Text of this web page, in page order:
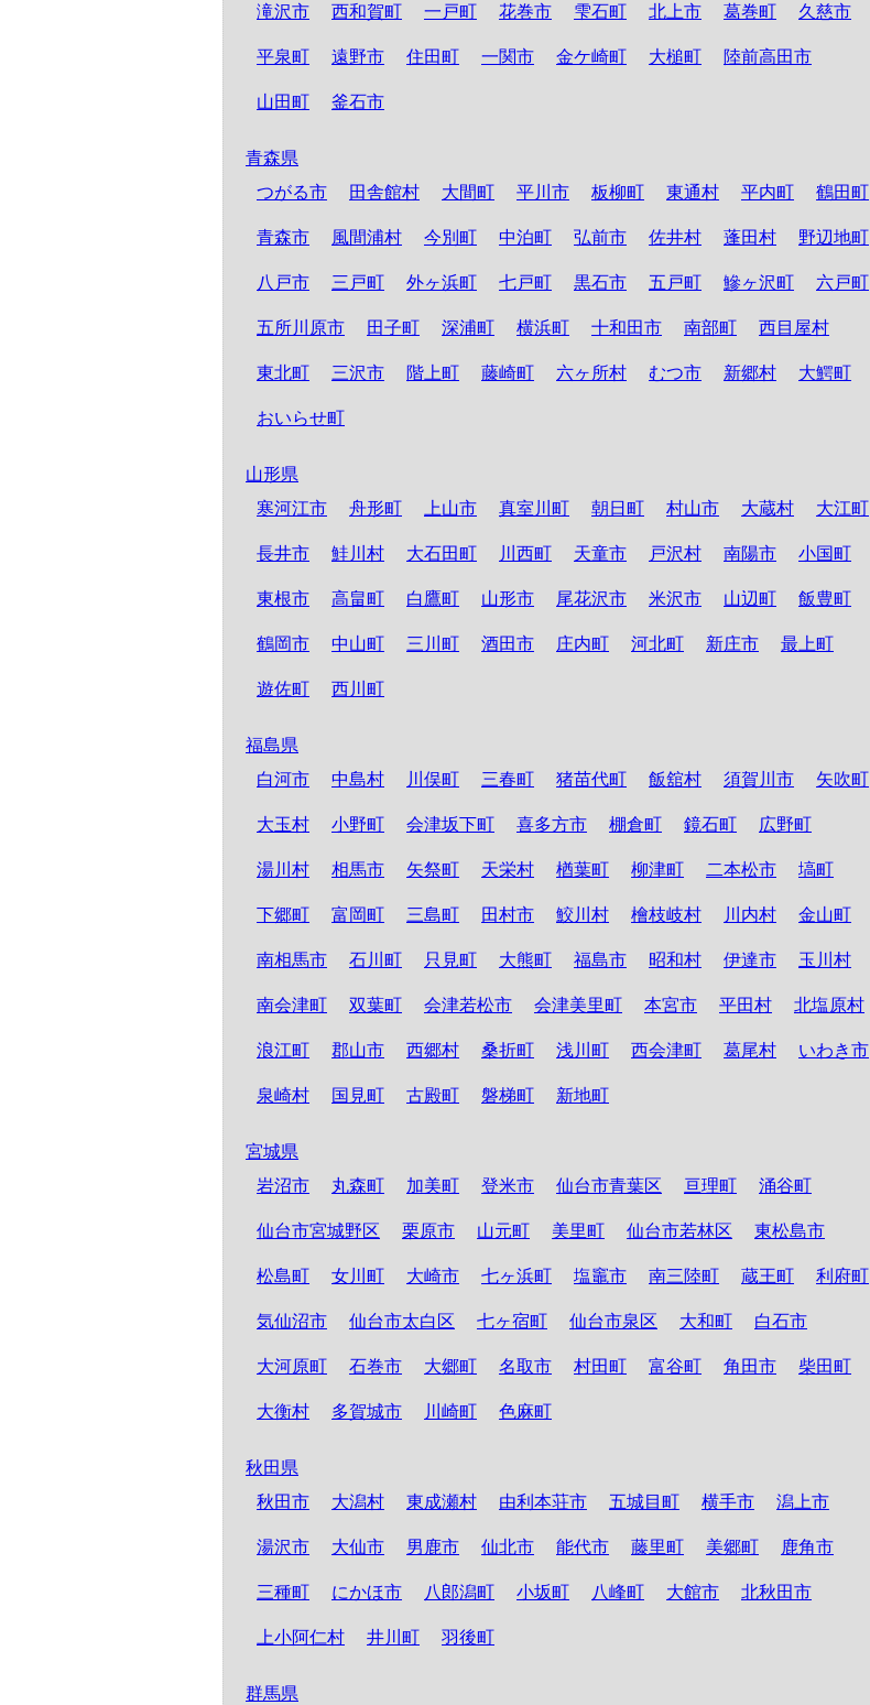
滝沢市 西和賀町 一戸町 花巻市 雫石町 北上市 葛巻町 久慈市
平泉町 遠野市 住田町 一関市 金ケ崎町 大槌町 陸前高田市
山田町 釜石市
青森県
つがる市
田舎館村 大間町 平川市 板柳町 東通村 平内町 鶴田町
青森市 風間浦村 今別町 中泊町 弘前市 佐井村 蓬田村 野辺地町
八戸市 三戸町 外ヶ浜町 七戸町 黒石市 五戸町 鰺ヶ沢町 六戸町
五所川原市 田子町 深浦町 横浜町 十和田市 南部町 西目屋村
東北町 三沢市 階上町 藤崎町 六ヶ所村 むつ市 新郷村 大鰐町
おいらせ町
山形県
寒河江市
舟形町 上山市 真室川町 朝日町 村山市 大蔵村 大江町
長井市 鮭川村 大石田町 川西町 天童市 戸沢村 南陽市 小国町
東根市 高畠町 白鷹町 山形市 尾花沢市 米沢市 山辺町 飯豊町
鶴岡市 中山町 三川町 酒田市 庄内町 河北町 新庄市 最上町
遊佐町 西川町
福島県
白河市
中島村 川俣町 三春町 猪苗代町 飯舘村 須賀川市 矢吹町
大玉村 小野町 会津坂下町 喜多方市 棚倉町 鏡石町 広野町
湯川村 相馬市 矢祭町 天栄村 楢葉町 柳津町 二本松市 塙町
下郷町 富岡町 三島町 田村市 鮫川村 檜枝岐村 川内村 金山町
南相馬市 石川町 只見町 大熊町 福島市 昭和村 伊達市 玉川村
南会津町 双葉町 会津若松市 会津美里町 本宮市 平田村 北塩原村
浪江町 郡山市 西郷村 桑折町 浅川町 西会津町 葛尾村 いわき市
泉崎村 国見町 古殿町 磐梯町 新地町
宮城県
岩沼市
丸森町 加美町 登米市 仙台市青葉区 亘理町 涌谷町
仙台市宮城野区 栗原市 山元町 美里町 仙台市若林区 東松島市
松島町 女川町 大崎市 七ヶ浜町 塩竈市 南三陸町 蔵王町 利府町
気仙沼市 仙台市太白区 七ヶ宿町 仙台市泉区 大和町 白石市
大河原町 石巻市 大郷町 名取市 村田町 富谷町 角田市 柴田町
大衡村 多賀城市 川崎町 色麻町
秋田県
秋田市
大潟村 東成瀬村 由利本荘市 五城目町 横手市 潟上市
湯沢市 大仙市 男鹿市 仙北市 能代市 藤里町 美郷町 鹿角市
三種町 にかほ市 八郎潟町 小坂町 八峰町 大館市 北秋田市
上小阿仁村 井川町 羽後町
群馬県